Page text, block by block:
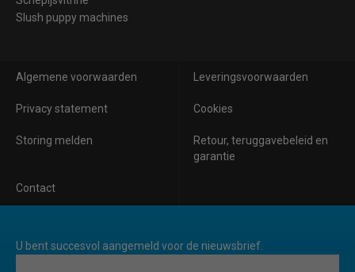
Slush puppy machines
Algemene voorwaarden Leveringsvoorwaarden
Privacy statement Cookies
Storing melden
Retour, teruggavebeleid en
garantie
Contact
U bent succesvol aangemeld voor de nieuwsbrief.